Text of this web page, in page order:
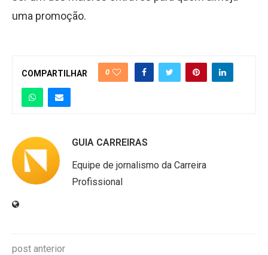
uma promoção.
COMPARTILHAR 0
GUIA CARREIRAS
Equipe de jornalismo da Carreira
Profissional
post anterior